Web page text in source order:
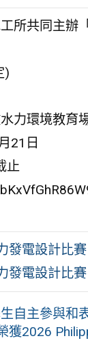
所共同主
)
力環境教育
21日
止
發電設計比
發電設計比
自主參與和
獲2026